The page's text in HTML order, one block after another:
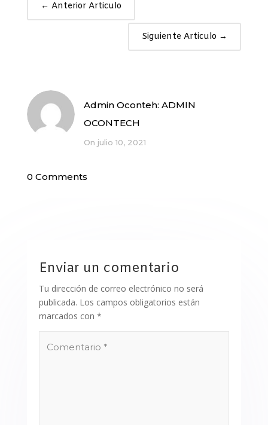
← Anterior Articulo
Siguiente Articulo →
Admin Oconteh: ADMIN
OCONTECH
On julio 10, 2021
0 Comments
Enviar un comentario
Tu dirección de correo electrónico no será
publicada. Los campos obligatorios están
marcados con *